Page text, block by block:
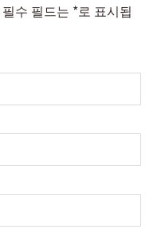
필수 필드는 *로 표시됩